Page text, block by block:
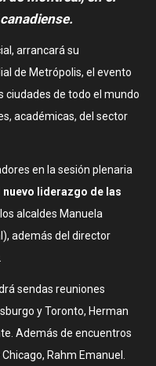
arrancará su
de Metrópolis, el evento
ciudades de todo el mundo
académicas, del sector
en la sesión plenaria
nuevo liderazgo de las
alcaldes Manuela
además del director
sendas reuniones
y Toronto, Herman
Además de encuentros
Rahm Emanuel.